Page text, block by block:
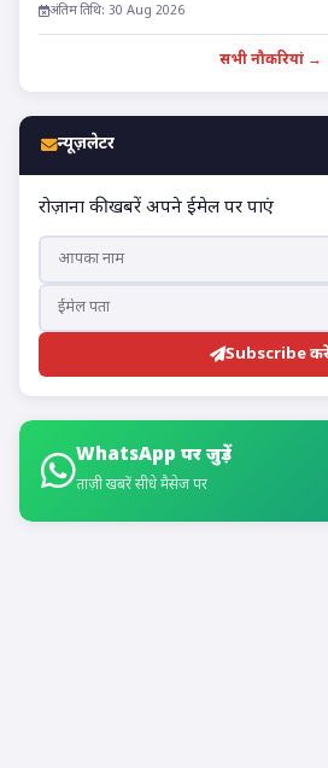
अंतिम तिथि: 30 Aug 2026
सभी नौकरियां →
न्यूज़लेटर
रोज़ाना की खबरें अपने ईमेल पर पाएं
Subscribe
WhatsApp पर जुड़ें
ताज़ी खबरें सीधे मैसेज पर